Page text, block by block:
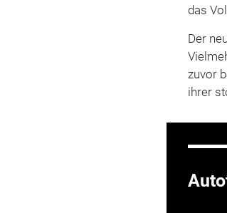
das
Der
zuvor
ihrer